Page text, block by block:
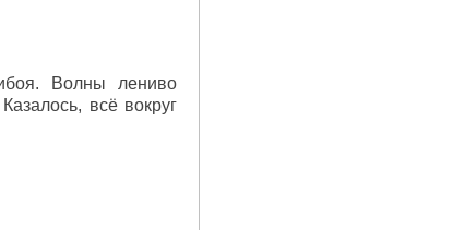
Волны лениво
всё вокруг